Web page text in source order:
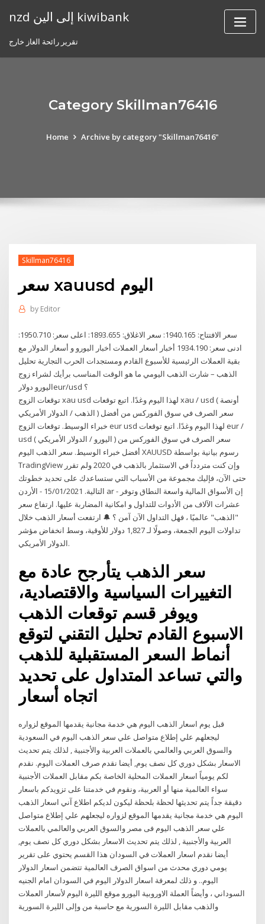
nzd إلى الين kiwibank
تقرير رائحة الغاز خارج
Category Skillman76416
Home Archive by category "Skillman76416"
Skillman76416
سعر xauusd اليوم
by Editor
سعر الافتتاح: 1940.165: سعر الاغلاق: 1893.655: اعلى سعر: 1950.710:
ادنى سعر: 1934.190 أخبار أسعار العملات أخبار اليورو و أسعار الدولار مع
بقية العملات الرئيسية للأسبوع القادم ومستجدات الحرب التجارية تحليل
الذهب – شارت الذهب اليومي ما هو الوقت المناسب برأيك لشراء زوج
اليورو دولارeur/usd ؟
توقعات الزوج xau usd لهذا اليوم وغدًا. اتبع توقعات xau / usd ( أونصة
الذهب / الدولار الأمريكي ) سعر الصرف في سوق الفوركس من أفضل
خبراء الوسيط. توقعات الزوج eur usd لهذا اليوم وغدًا. اتبع توقعات eur /
usd ( اليورو / الدولار الأمريكي ) سعر الصرف في سوق الفوركس من
أفضل خبراء الوسيط. سعر الذهب اليوم XAUUSD رسوم بيانية بواسطة
TradingView وإن كنت متردداً في الاستثمار بالذهب في 2020 ولم تقرر
حتى الآن، فإليك مجموعة من الأسباب التي ستساعدك على تحديد خطوتك
التالية. 15/01/2021 - الأردن ar - إن الأسواق المالية واسعة النطاق وتوفر
عشرات الآلاف من الأدوات للتداول و امكانية المضاربة عليها. ارتفاع سعر
"الذهب" عالميًا ، فهل التداول الآن آمن ؟ 🔔 ارتفعت أسعار الذهب خلال
تداولات اليوم الجمعة، وصولًا لـ 1,827 دولار للأوقية، وسط انخفاض مؤشر
الدولار الأمريكي.
سعر الذهب يتأرجح عادة مع
التغييرات السياسية والاقتصادية،
ويوفر قسم توقعات الذهب
الاسبوع القادم تحليل التقني لتوقع
أنماط السعر المستقبلية للذهب
والتي تساعد المتداول على تحديد
اتجاه أسعار
قبل يوم اسعار الذهب اليوم هي خدمة مجانية يقدمها الموقع لزواره
ليجعلهم علي إطلاع متواصل علي سعر الذهب اليوم في السعودية
والسوق العربي والعالمي بالعملات العربية والأجنبية , لذلك يتم تحديث
الاسعار بشكل دوري كل نصف يوم, أيضا نقدم صرف العملات اليوم. نقدم
لكم يومياً اسعار العملات المحلية الخاصة بكم مقابل العملات الأجنبية
سواء العالمية منها أو العربية، ونقوم في خدمتنا على تزويدكم باسعار
دقيقة جداً يتم تحديثها لحظة بلحظة ليكون لديكم اطلاع آني اسعار الذهب
اليوم هي خدمة مجانية يقدمها الموقع لزواره ليجعلهم علي إطلاع متواصل
علي سعر الذهب اليوم فى مصر والسوق العربي والعالمي بالعملات
العربية والأجنبية , لذلك يتم تحديث الاسعار بشكل دوري كل نصف يوم,
أيضا نقدم اسعار العملات في السودان هذا القسم يحتوي على تقرير
يومي دوري محدث من اسواق الصرف العالمية تتضمن اسعار الدولار
اليوم.. و ذلك لمعرفة اسعار الدولار اليوم في السودان امام الجنيه
السوداني ، وأيضاً العملة الاوروبية اليورو موقع الليرة اليوم لأسعار العملات
والذهب مقابل الليرة السورية مع حاسبة من وإلى الليرة السورية